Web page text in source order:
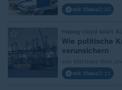
mit Video0:30
Hapag-Lloyd spürt
Wie politische
verunsichern
mit Video3:11